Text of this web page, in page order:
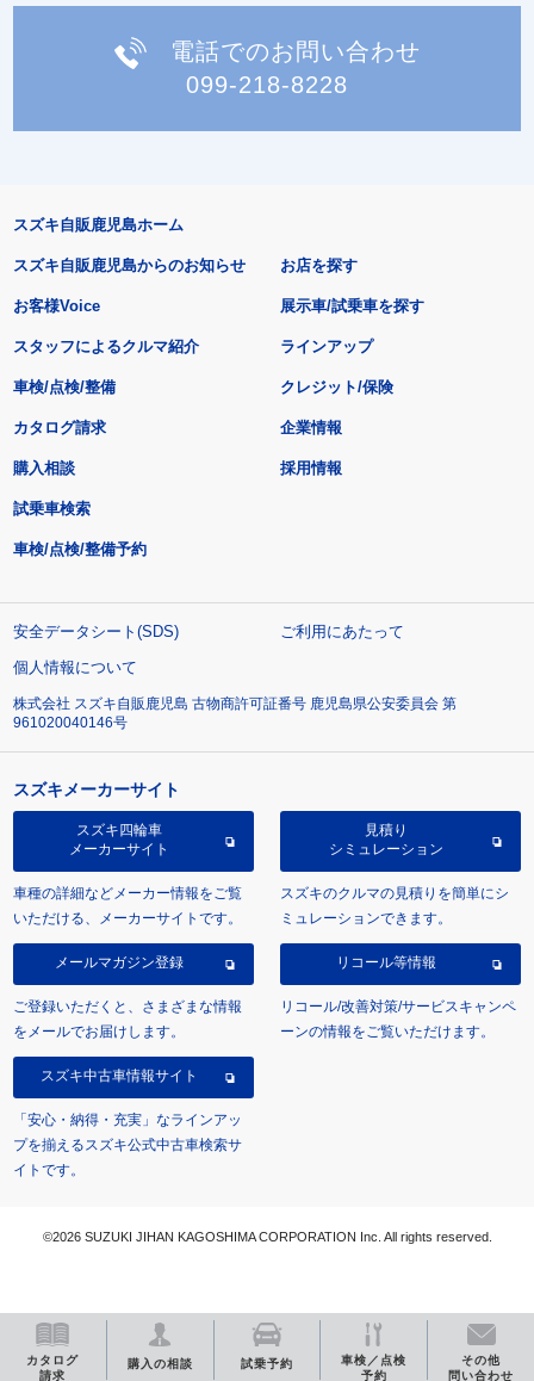
電話でのお問い合わせ
099-218-8228
カタログ
請求
購入の相談 試乗予約
車検／点検
予約
その他
問い合わせ
スズキ自販鹿児島ホーム
スズキ自販鹿児島からのお知らせ
お客様Voice
スタッフによるクルマ紹介
お店を探す
展示車/試乗車を探す
ラインアップ
車検/点検/整備 クレジット/保険
カタログ請求
購入相談
試乗車検索
車検/点検/整備予約
企業情報
採用情報
安全データシート(SDS)
ご利用にあたって
個人情報について
株式会社 スズキ自販鹿児島 古物商許可証番号 鹿児島県公安委員会 第
961020040146号
スズキメーカーサイト
スズキ四輪車
メーカーサイト
車種の詳細などメーカー情報をご覧
いただける、メーカーサイトです。
見積り
シミュレーション
スズキのクルマの見積りを簡単にシ
ミュレーションできます。
メールマガジン登録
ご登録いただくと、さまざまな情報
をメールでお届けします。
リコール等情報
リコール/改善対策/サービスキャンペ
ーンの情報をご覧いただけます。
スズキ中古車情報サイト
「安心・納得・充実」なラインアッ
プを揃えるスズキ公式中古車検索サ
イトです。
©2026 SUZUKI JIHAN KAGOSHIMA CORPORATION Inc. All rights reserved.